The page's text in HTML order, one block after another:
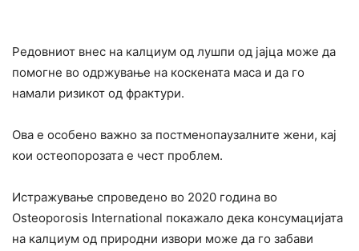
Редовниот внес на калциум од лушпи од јајца може да
помогне во одржување на коскената маса и да го
намали ризикот од фрактури.
Ова е особено важно за постменопаузалните жени, кај
кои остеопорозата е чест проблем.
Истражување спроведено во 2020 година во
Osteoporosis International покажало дека консумацијата
на калциум од природни извори може да го забави